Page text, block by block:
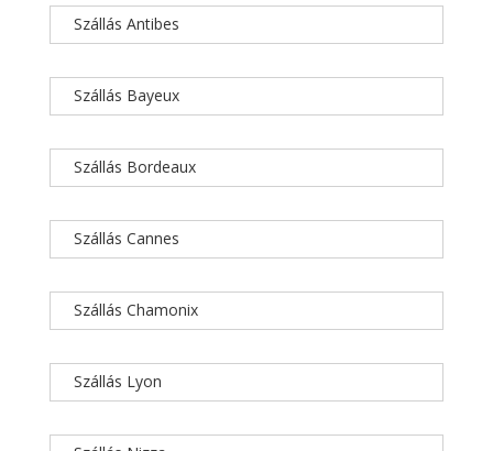
Szállás Antibes
Szállás Bayeux
Szállás Bordeaux
Szállás Cannes
Szállás Chamonix
Szállás Lyon